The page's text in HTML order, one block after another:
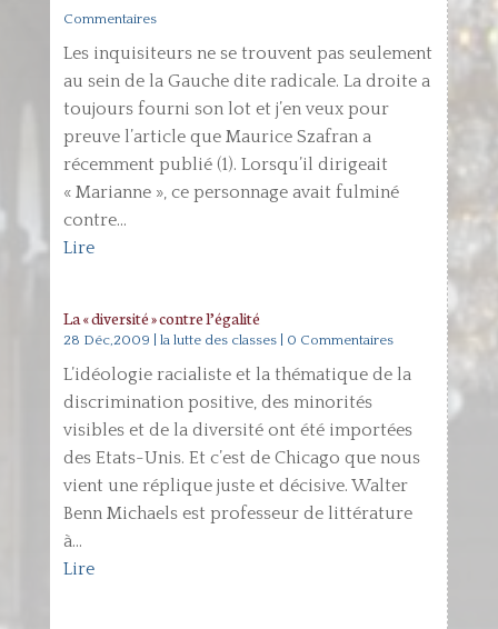
Commentaires
Les inquisiteurs ne se trouvent pas seulement
au sein de la Gauche dite radicale. La droite a
toujours fourni son lot et j’en veux pour
preuve l’article que Maurice Szafran a
récemment publié (1). Lorsqu’il dirigeait
« Marianne », ce personnage avait fulminé
contre...
Lire
La « diversité » contre l’égalité
28 Déc,2009 la lutte des classes| 0 Commentaires
L’idéologie racialiste et la thématique de la
discrimination positive, des minorités
visibles et de la diversité ont été importées
des Etats-Unis. Et c’est de Chicago que nous
vient une réplique juste et décisive. Walter
Benn Michaels est professeur de littérature
à...
Lire